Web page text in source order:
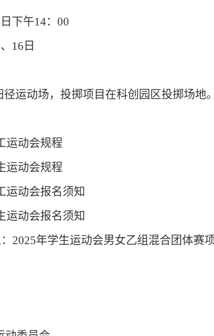
下午14：00
16日
径运动场，投掷项目在科创园区投掷场地。
运动会规程
运动会规程
运动会报名须知
运动会报名须知
2025年学生运动会男女乙组混合团体赛